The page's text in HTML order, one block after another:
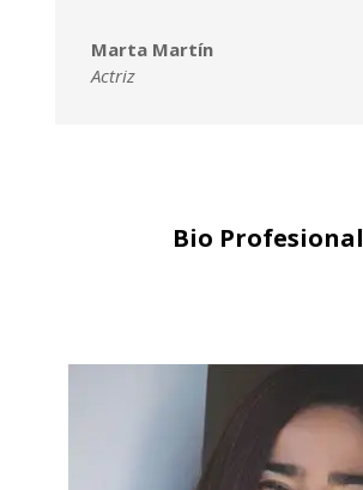
Marta Martín
Actriz
Bio Profesional